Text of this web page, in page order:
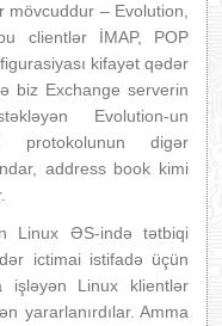
– Evolution,
clientlər İMAP, POP
kifayət qədər
biz Exchange serverin
Evolution-un
protokolunun digər
address book kimi
Linux ƏS-ində tətbiqi
ictimai istifadə üçün
işləyən Linux klientlər
yararlanırdılar. Amma